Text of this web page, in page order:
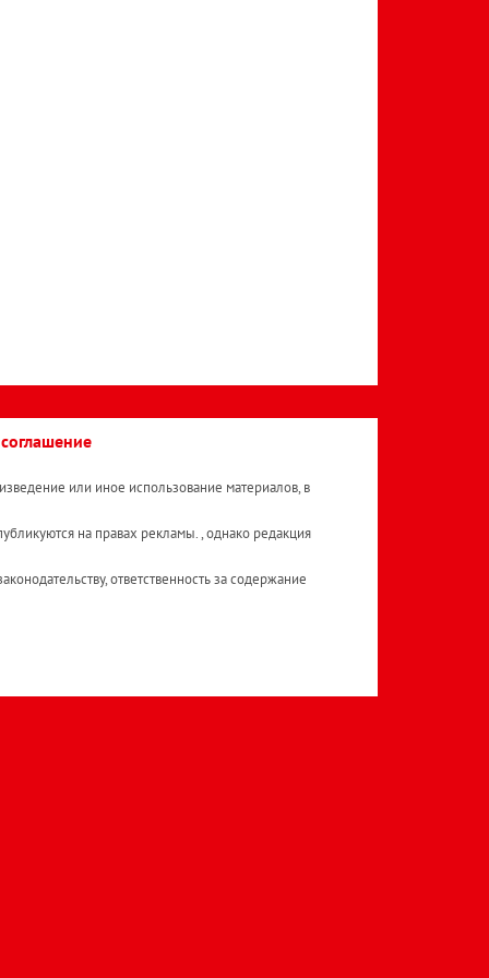
или иное использование материалов, в
на правах рекламы. , однако редакция
ответственность за содержание